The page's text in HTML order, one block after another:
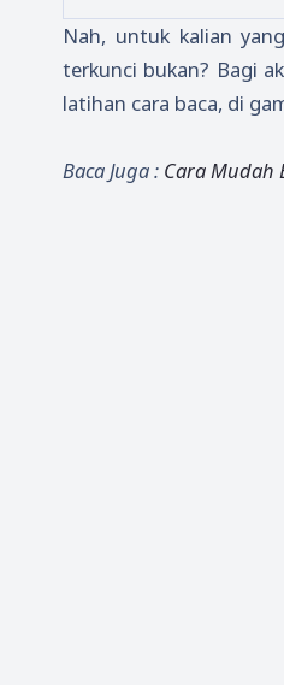
Nah, untuk kalian
terkunci bukan? Bagi
latihan cara baca, di
Baca Juga : Cara Mudah